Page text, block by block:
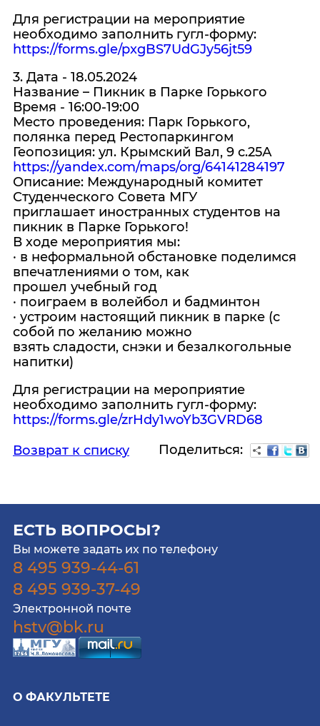
Для регистрации на мероприятие
необходимо заполнить гугл-форму:
https://forms.gle/pxgBS7UdGJy56jt59
3. Дата - 18.05.2024
Название – Пикник в Парке Горького
Время - 16:00-19:00
Место проведения: Парк Горького,
полянка перед Рестопаркингом
Геопозиция: ул. Крымский Вал, 9 с.25А
https://yandex.com/maps/org/64141284197
Описание: Международный комитет
Студенческого Совета МГУ
приглашает иностранных студентов на
пикник в Парке Горького!
В ходе мероприятия мы:
· в неформальной обстановке поделимся
впечатлениями о том, как
прошел учебный год
· поиграем в волейбол и бадминтон
· устроим настоящий пикник в парке (с
собой по желанию можно
взять сладости, снэки и безалкогольные
напитки)
Для регистрации на мероприятие
необходимо заполнить гугл-форму:
https://forms.gle/zrHdy1woYb3GVRD68
Возврат к списку
Поделиться:
ЕСТЬ ВОПРОСЫ?
Вы можете задать их по телефону
8 495 939-44-61
8 495 939-37-49
Электронной почте
hstv@bk.ru
О ФАКУЛЬТЕТЕ